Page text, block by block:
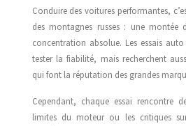
Conduire des voitures performantes,
des montagnes russes : une montée
concentration absolue. Les essais
tester la fiabilité, mais recherchent
qui font la réputation des grandes
Cependant, chaque essai rencontre
limites du moteur ou les critiques